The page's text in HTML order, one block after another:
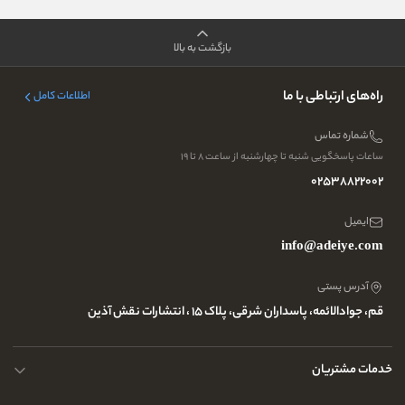
بازگشت به بالا
راه‌های ارتباطی با ما اطلاعات کامل
شماره تماس
ساعات پاسخگویی شنبه تا چهارشنبه از ساعت ۸ تا ۱۹
02538822002
ایمیل
info@adeiye.com
آدرس پستی
قم، جوادالائمه، پاسداران شرقی، پلاک 15 ، انتشارات نقش آذین
خدمات مشتریان